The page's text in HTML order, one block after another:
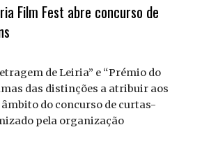
Film Fest abre concurso de
de Leiria” e “Prémio do
das distinções a atribuir aos
do concurso de curtas-
pela organização